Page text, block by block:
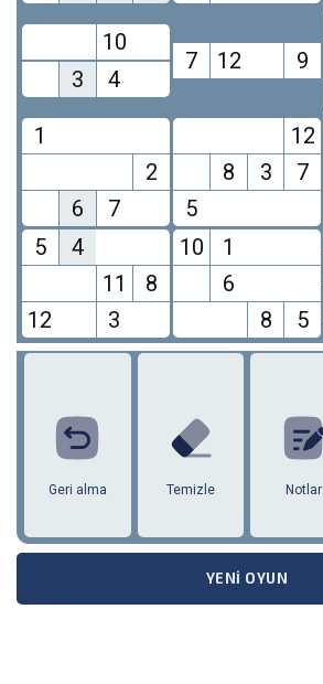
10
3
4
7 12 9
1
2
6
7
12
8
3
7
5
5
4
11
8
12
3
10
1
6
8
5
7
9 10
Geri alma Temizle Notlar
YENI OYUN